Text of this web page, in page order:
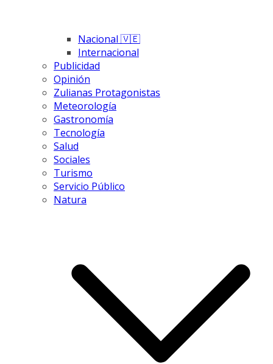
Nacional 🇻🇪
Internacional
Publicidad
Opinión
Zulianas Protagonistas
Meteorología
Gastronomía
Tecnología
Salud
Sociales
Turismo
Servicio Público
Natura